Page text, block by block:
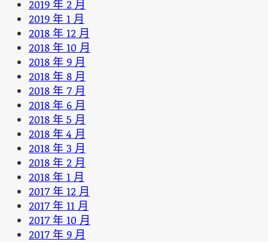
2019 年 2 月
2019 年 1 月
2018 年 12 月
2018 年 10 月
2018 年 9 月
2018 年 8 月
2018 年 7 月
2018 年 6 月
2018 年 5 月
2018 年 4 月
2018 年 3 月
2018 年 2 月
2018 年 1 月
2017 年 12 月
2017 年 11 月
2017 年 10 月
2017 年 9 月